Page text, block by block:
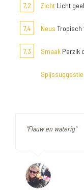
7,2
Zicht Licht
7,4 Neus Tropisch
7,3 Smaak Perzik
Spijssuggestie
"Flauw en waterig"